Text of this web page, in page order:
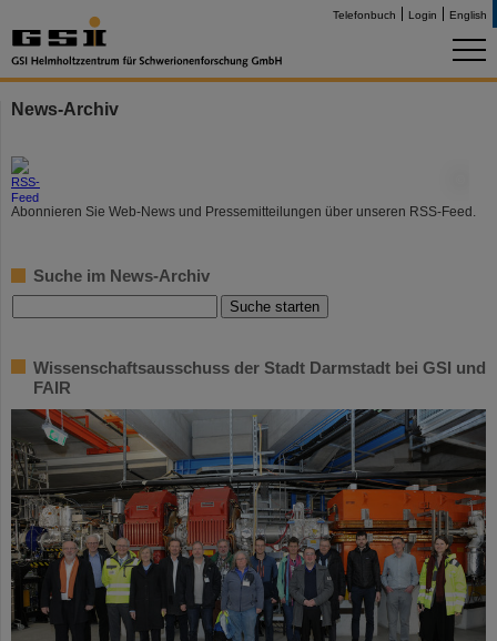
Telefonbuch Login English
News-Archiv
Abonnieren Sie Web-News und Pressemitteilungen über unseren RSS-Feed.
Suche im News-Archiv
Wissenschaftsausschuss der Stadt Darmstadt bei GSI und
FAIR